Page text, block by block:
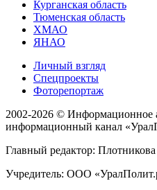
Курганская область
Тюменская область
ХМАО
ЯНАО
Личный взгляд
Спецпроекты
Фоторепортаж
2002-2026 © Информационное
информационный канал
Главный редактор:
Учредитель: ООО